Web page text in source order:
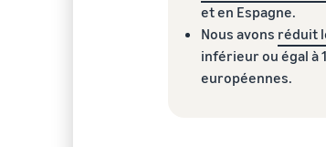
et en Espagne.
Nous avons réduit
inférieur ou égal à
européennes.